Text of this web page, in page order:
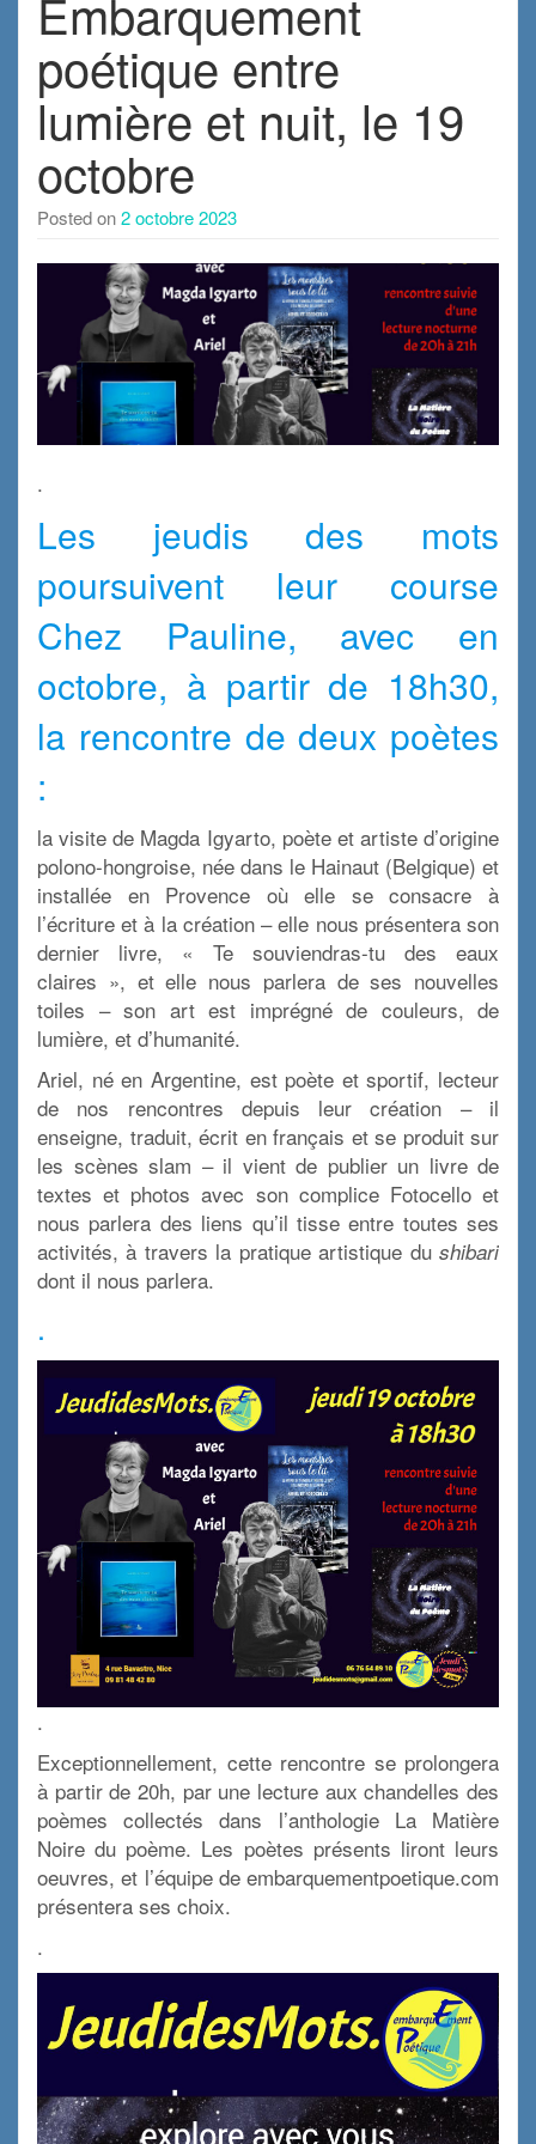
Embarquement
poétique entre
lumière et nuit, le 19
octobre
Posted on2 octobre 2023
.
Les jeudis des mots
poursuivent leur course
Chez Pauline, avec en
octobre, à partir de 18h30,
la rencontre de deux poètes
:
la visite de Magda Igyarto, poète et artiste d’origine
polono-hongroise, née dans le Hainaut (Belgique) et
installée en Provence où elle se consacre à
l’écriture et à la création – elle nous présentera son
dernier livre, « Te souviendras-tu des eaux
claires », et elle nous parlera de ses nouvelles
toiles – son art est imprégné de couleurs, de
lumière, et d’humanité.
Ariel, né en Argentine, est poète et sportif, lecteur
de nos rencontres depuis leur création – il
enseigne, traduit, écrit en français et se produit sur
les scènes slam – il vient de publier un livre de
textes et photos avec son complice Fotocello et
nous parlera des liens qu’il tisse entre toutes ses
activités, à travers la pratique artistique du shibari
dont il nous parlera.
.
.
Exceptionnellement, cette rencontre se prolongera
à partir de 20h, par une lecture aux chandelles des
poèmes collectés dans l’anthologie La Matière
Noire du poème. Les poètes présents liront leurs
oeuvres, et l’équipe de embarquementpoetique.com
présentera ses choix.
.